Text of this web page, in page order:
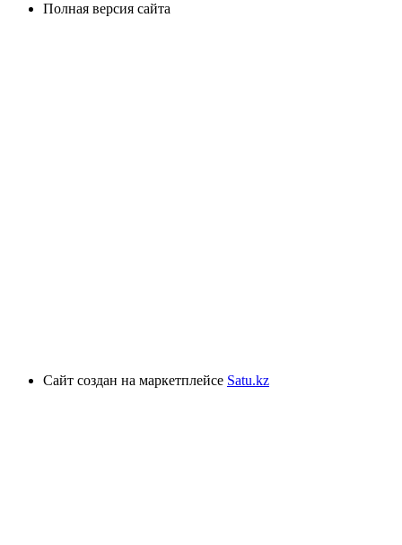
Полная версия сайта
Сайт создан на маркетплейсе Satu.kz